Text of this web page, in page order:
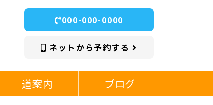
000-000-0000
ネットから予約する
道案内 ブログ